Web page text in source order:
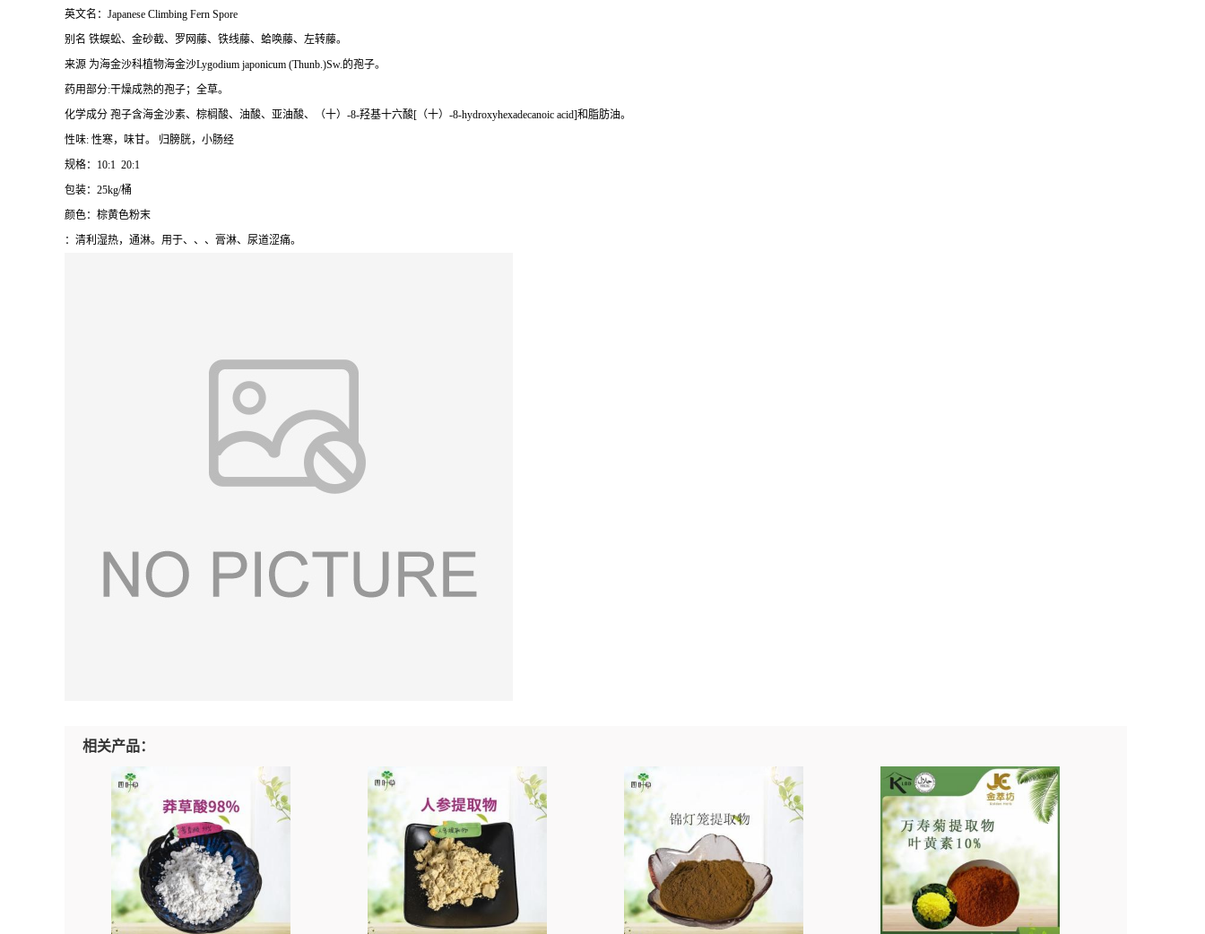
英文名：Japanese Climbing Fern Spore
别名 铁蜈蚣、金砂截、罗网藤、铁线藤、蛤唤藤、左转藤。
来源 为海金沙科植物海金沙Lygodium japonicum (Thunb.)Sw.的孢子。
药用部分:干燥成熟的孢子；全草。
化学成分 孢子含海金沙素、棕榈酸、油酸、亚油酸、（十）-8-羟基十六酸[（十）-8-hydroxyhexadecanoic acid]和脂肪油。
性味: 性寒，味甘。 归膀胱，小肠经
规格：10:1 20:1
包装：25kg/桶
颜色：棕黄色粉末
：清利湿热，通淋。用于、、、膏淋、尿道涩痛。
相关产品：